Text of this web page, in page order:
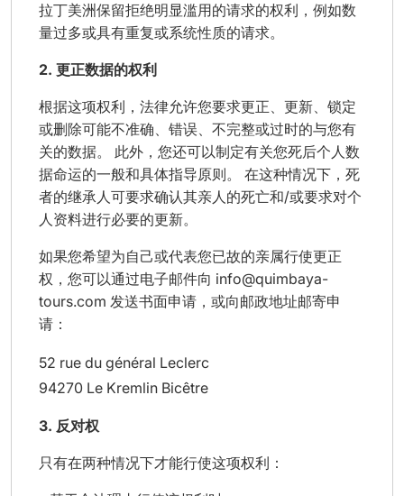
拉丁美洲保留拒绝明显滥用的请求的权利，例如数
量过多或具有重复或系统性质的请求。
2. 更正数据的权利
根据这项权利，法律允许您要求更正、更新、锁定
或删除可能不准确、错误、不完整或过时的与您有
关的数据。 此外，您还可以制定有关您死后个人数
据命运的一般和具体指导原则。 在这种情况下，死
者的继承人可要求确认其亲人的死亡和/或要求对个
人资料进行必要的更新。
如果您希望为自己或代表您已故的亲属行使更正
权，您可以通过电子邮件向 info@quimbaya-
tours.com 发送书面申请，或向邮政地址邮寄申
请：
52 rue du général Leclerc
94270 Le Kremlin Bicêtre
3. 反对权
只有在两种情况下才能行使这项权利：